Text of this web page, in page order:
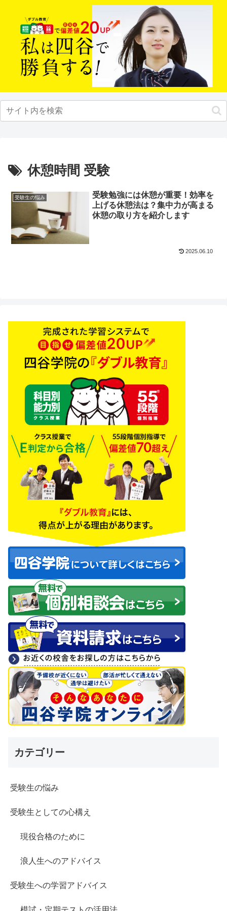
休憩時間 受験
受験生の悩み
受験勉強には休憩が重要！効率を
上げる休憩法は？集中力が高まる
休憩の取り方を紹介します
2025.06.10
カテゴリー
受験生の悩み
受験生としての心構え
現役合格のために
浪人生へのアドバイス
受験生への学習アドバイス